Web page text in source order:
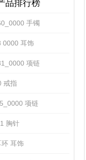
品排行榜
手镯
0000 耳饰
项链
戒指
项链
胸针
耳饰